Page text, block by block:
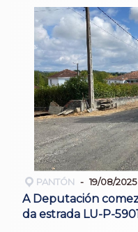
PANTÓN 19/08/2025
A Deputación
da estrada LU-P-